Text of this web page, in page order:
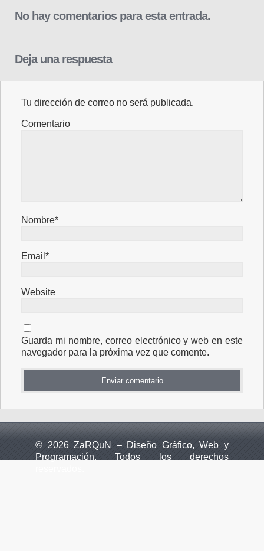
No hay comentarios para esta entrada.
Deja una respuesta
Tu dirección de correo no será publicada.
Comentario
Nombre*
Email*
Website
Guarda mi nombre, correo electrónico y web en este
navegador para la próxima vez que comente.
© 2026 ZaRQuN – Diseño Gráfico, Web y
Programación. Todos los derechos